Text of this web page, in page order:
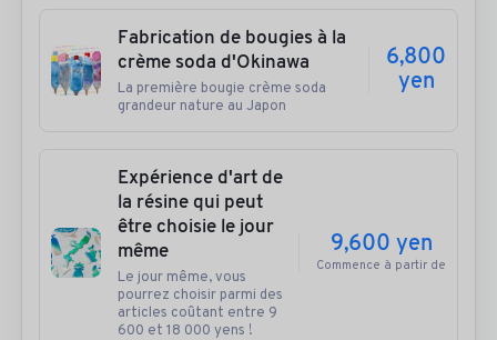
Fabrication de bougies à la
crème soda d'Okinawa
La première bougie crème soda
grandeur nature au Japon
6,800
yen
Expérience d'art de
la résine qui peut
être choisie le jour
même
Le jour même, vous
pourrez choisir parmi des
articles coûtant entre 9
600 et 18 000 yens !
9,600 yen
Commence à partir de